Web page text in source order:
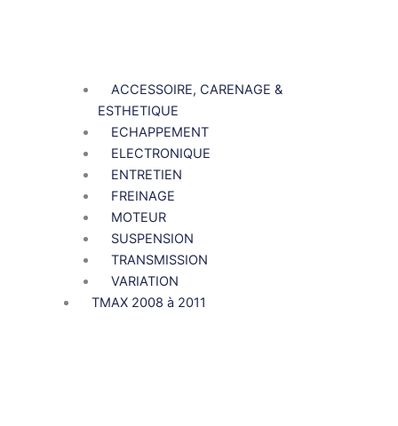
ACCESSOIRE, CARENAGE &
ESTHETIQUE
ECHAPPEMENT
ELECTRONIQUE
ENTRETIEN
FREINAGE
MOTEUR
SUSPENSION
TRANSMISSION
VARIATION
TMAX 2008 à 2011